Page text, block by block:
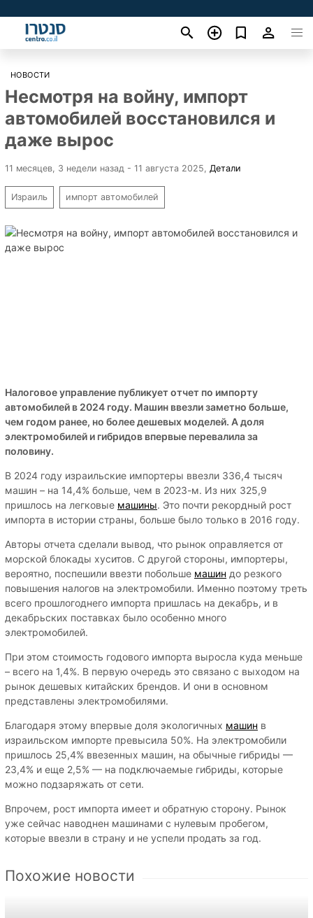
НОВОСТИ
Несмотря на войну, импорт
автомобилей восстановился и
даже вырос
11 месяцев, 3 недели назад - 11 августа 2025 Детали
Израиль импорт автомобилей
Налоговое управление публикует отчет по импорту
автомобилей в 2024 году. Машин ввезли заметно больше,
чем годом ранее, но более дешевых моделей. А доля
электромобилей и гибридов впервые перевалила за
половину.
В 2024 году израильские импортеры ввезли 336,4 тысяч
машин – на 14,4% больше, чем в 2023-м. Из них 325,9
пришлось на легковые машины. Это почти рекордный рост
импорта в истории страны, больше было только в 2016 году.
Авторы отчета сделали вывод, что рынок оправляется от
морской блокады хуситов. С другой стороны, импортеры,
вероятно, поспешили ввезти побольше машин до резкого
повышения налогов на электромобили. Именно поэтому треть
всего прошлогоднего импорта пришлась на декабрь, и в
декабрьских поставках было особенно много
электромобилей.
При этом стоимость годового импорта выросла куда меньше
– всего на 1,4%. В первую очередь это связано с выходом на
рынок дешевых китайских брендов. И они в основном
представлены электромобилями.
Благодаря этому впервые доля экологичных машин в
израильском импорте превысила 50%. На электромобили
пришлось 25,4% ввезенных машин, на обычные гибриды —
23,4% и еще 2,5% — на подключаемые гибриды, которые
можно подзаряжать от сети.
Впрочем, рост импорта имеет и обратную сторону. Рынок
уже сейчас наводнен машинами с нулевым пробегом,
которые ввезли в страну и не успели продать за год.
Похожие новости